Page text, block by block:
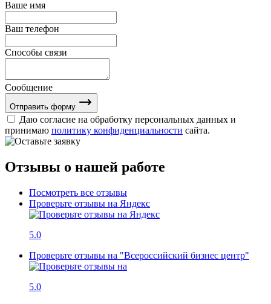
Ваше имя
Ваш телефон
Способы связи
Сообщение
Отправить форму
Даю согласие на обработку персональных данных и
принимаю политику конфиденциальности сайта.
Отзывы о нашей работе
Посмотреть все отзывы
Проверьте отзывы на Яндекс
5.0
Проверьте отзывы на "Всероссийский бизнес центр"
5.0